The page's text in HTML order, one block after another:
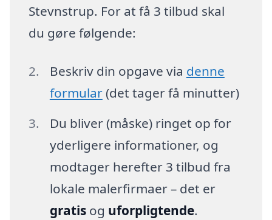
Stevnstrup. For at få 3 tilbud skal
du gøre følgende:
Beskriv din opgave via denne
formular(det tager få minutter)
Du bliver (måske) ringet op for
yderligere informationer, og
modtager herefter 3 tilbud fra
lokale malerfirmaer – det er
gratisog uforpligtende.